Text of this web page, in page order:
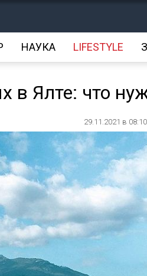
НАУКА LIFESTYLE
в Ялте: что
29.11.2021 в 08:10